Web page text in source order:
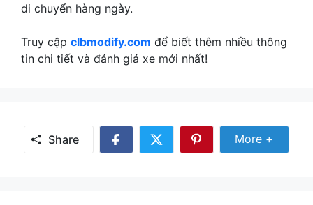
di chuyển hàng ngày.
Truy cập clbmodify.com để biết thêm nhiều thông
tin chi tiết và đánh giá xe mới nhất!
Share
Share
Share
Share
More +